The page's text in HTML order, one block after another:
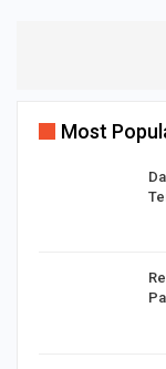
Most